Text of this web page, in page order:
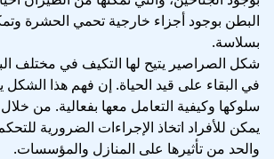
البطن بوجود أجزاء خارجية تحمي الحشرة
بسلاسة.
شكل الصراصير يتيح لها التكيف في مختلف
في البقاء على قيد الحياة. إن فهم هذا
سلوكها وكيفية التعامل معها بفعالية. من
يمكن للأفراد اتخاذ الإجراءات الضرورية
والحد من تأثيرها على المنازل والمؤسسات.